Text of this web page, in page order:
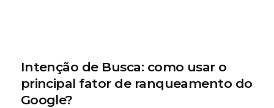
Intenção de Busca: como usar o
principal fator de ranqueamento do
Google?